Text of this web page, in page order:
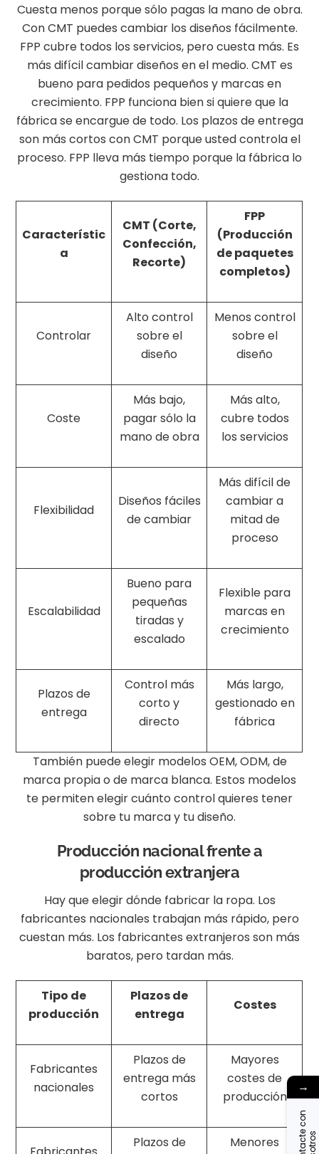
Cuesta menos porque sólo pagas la mano de obra.
Con CMT puedes cambiar los diseños fácilmente.
FPP cubre todos los servicios, pero cuesta más. Es
más difícil cambiar diseños en el medio. CMT es
bueno para pedidos pequeños y marcas en
crecimiento. FPP funciona bien si quiere que la
fábrica se encargue de todo. Los plazos de entrega
son más cortos con CMT porque usted controla el
proceso. FPP lleva más tiempo porque la fábrica lo
gestiona todo.
Característic
a
CMT (Corte,
Confección,
Recorte)
FPP
(Producción
de paquetes
completos)
Controlar
Alto control
sobre el
diseño
Menos control
sobre el
diseño
Coste
Más bajo,
pagar sólo la
mano de obra
Más alto,
cubre todos
los servicios
Flexibilidad
Diseños fáciles
de cambiar
Más difícil de
cambiar a
mitad de
proceso
Escalabilidad
Bueno para
pequeñas
tiradas y
escalado
Flexible para
marcas en
crecimiento
Plazos de
entrega
Control más
corto y
directo
Más largo,
gestionado en
fábrica
También puede elegir modelos OEM, ODM, de
marca propia o de marca blanca. Estos modelos
te permiten elegir cuánto control quieres tener
sobre tu marca y tu diseño.
Producción nacional frente a
producción extranjera
Hay que elegir dónde fabricar la ropa. Los
fabricantes nacionales trabajan más rápido, pero
cuestan más. Los fabricantes extranjeros son más
baratos, pero tardan más.
Tipo de
producción
Plazos de
entrega
Costes
Fabricantes
nacionales
Plazos de
entrega más
cortos
Mayores
costes de
producción
Plazos de
Menores
→
C
o
n
t
a
c
t
c
o
n
n
o
s
o
t
r
o